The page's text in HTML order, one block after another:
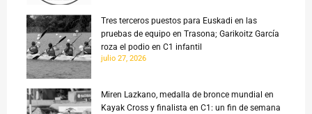
Tres terceros puestos para Euskadi en las
pruebas de equipo en Trasona; Garikoitz García
roza el podio en C1 infantil
julio 27, 2026
Miren Lazkano, medalla de bronce mundial en
Kayak Cross y finalista en C1: un fin de semana